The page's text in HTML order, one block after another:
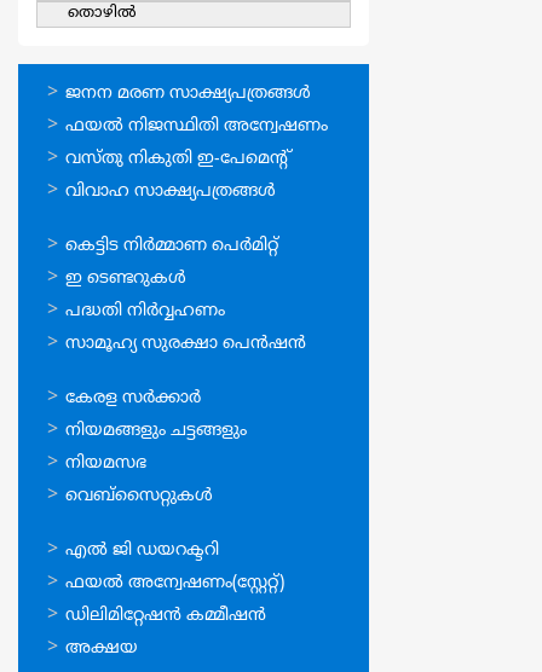
തൊഴില്‍
ഓണ്‍ലൈന്‍
സേവനങ്ങള്‍
ജനന മരണ സാക്ഷ്യപത്രങ്ങള്‍
ഫയല്‍ നിജസ്ഥിതി അന്വേഷണം
വസ്തു നികുതി ഇ-പേമെന്റ്
വിവാഹ സാക്ഷ്യപത്രങ്ങള്‍
ഓണ്‍ലൈന്‍
സേവനങ്ങള്‍
കെട്ടിട നിര്‍മ്മാണ പെര്‍മിറ്റ്‌
ഇ ടെണ്ടറുകള്‍
പദ്ധതി നിര്‍വ്വഹണം
സാമൂഹ്യ സുരക്ഷാ പെന്‍ഷന്‍
ഉപയോഗപ്രദമായ
കണ്ണികള്‍
കേരള സര്‍ക്കാര്‍
നിയമങ്ങളും ചട്ടങ്ങളും
നിയമസഭ
വെബ്സൈറ്റുകള്‍
ഉപയോഗപ്രദമായ
കണ്ണികള്‍
എല്‍ ജി ഡയറക്ടറി
ഫയല്‍ അന്വേഷണം(സ്റ്റേറ്റ്)
ഡിലിമിറ്റേഷന്‍ കമ്മീഷന്‍
അക്ഷയ